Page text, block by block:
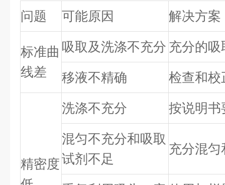
问题 可能原因 解决方案
标准曲
线差
吸取及洗涤不充分 充分的
移液不精确 检查和校
精密度
洗涤不充分 按说明书
混匀不充分和吸取
试剂不足
充分混